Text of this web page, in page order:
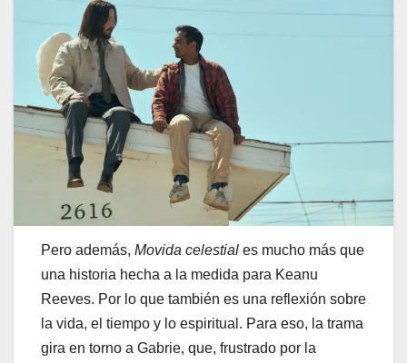
Pero además, Movida celestial es mucho más que
una historia hecha a la medida para Keanu
Reeves. Por lo que también es una reflexión sobre
la vida, el tiempo y lo espiritual. Para eso, la trama
gira en torno a Gabrie, que, frustrado por la